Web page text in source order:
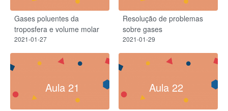
Gases poluentes da
troposfera e volume molar
2021-01-27
Resolução de problemas
sobre gases
2021-01-29
Aula 21 Aula 22